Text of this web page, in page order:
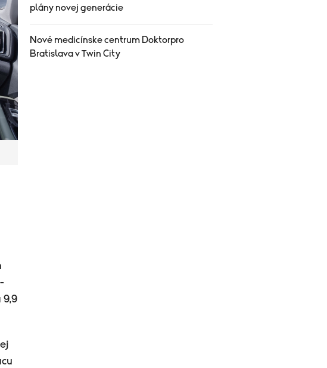
9,9
plány novej generácie
Nové medicínske centrum Doktorpro
Bratislava v Twin City